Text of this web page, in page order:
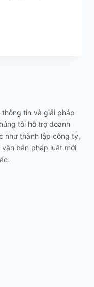
thông tin và giải pháp
tôi hỗ trợ doanh
như thành lập công ty,
bản pháp luật mới